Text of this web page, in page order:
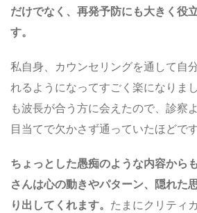
だけでなく、再発予防にも大きく役
す。
私自身、カウンセリングを通して自
れるようになってすごく楽になりま
も波長が合う方に会えたので、診察
目当てで欠かさず通っていたほどです
ちょっとした愚痴のような内容から
さんは心の動きやパターン、隠れた
り出してくれます。 たまにクリティ